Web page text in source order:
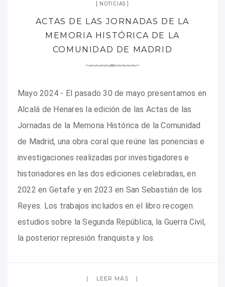
NOTICIAS
ACTAS DE LAS JORNADAS DE LA
MEMORIA HISTÓRICA DE LA
COMUNIDAD DE MADRID
Mayo 2024 - El pasado 30 de mayo presentamos en
Alcalá de Henares la edición de las Actas de las
Jornadas de la Memoria Histórica de la Comunidad
de Madrid, una obra coral que reúne las ponencias e
investigaciones realizadas por investigadores e
historiadores en las dos ediciones celebradas, en
2022 en Getafe y en 2023 en San Sebastián de los
Reyes. Los trabajos incluidos en el libro recogen
estudios sobre la Segunda República, la Guerra Civil,
la posterior represión franquista y los
LEER MÁS